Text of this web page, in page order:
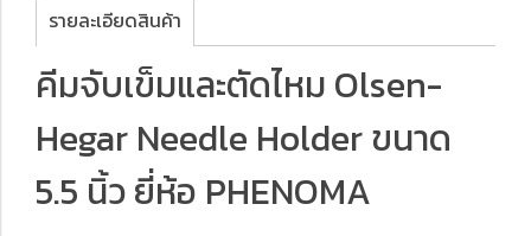
รายละเอียดสินค้า
คีมจับเข็มและตัดไหม Olsen-
Hegar Needle Holder ขนาด
5.5 นิ้ว ยี่ห้อ PHENOMA